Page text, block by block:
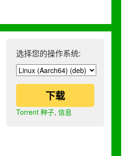
选择您的操作系统:
下载
Torrent 种子, 信息